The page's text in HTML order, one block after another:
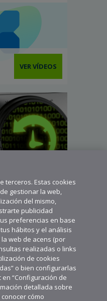
VER VÍDEOS
terceros. Estas cookies
gestionar la web,
del mismo,
publicidad
preferencias en base
hábitos y el análisis
web de acens (por
realizadas o links
de cookies
o bien configurarlas
“Configuración de
detallada sobre
cómo